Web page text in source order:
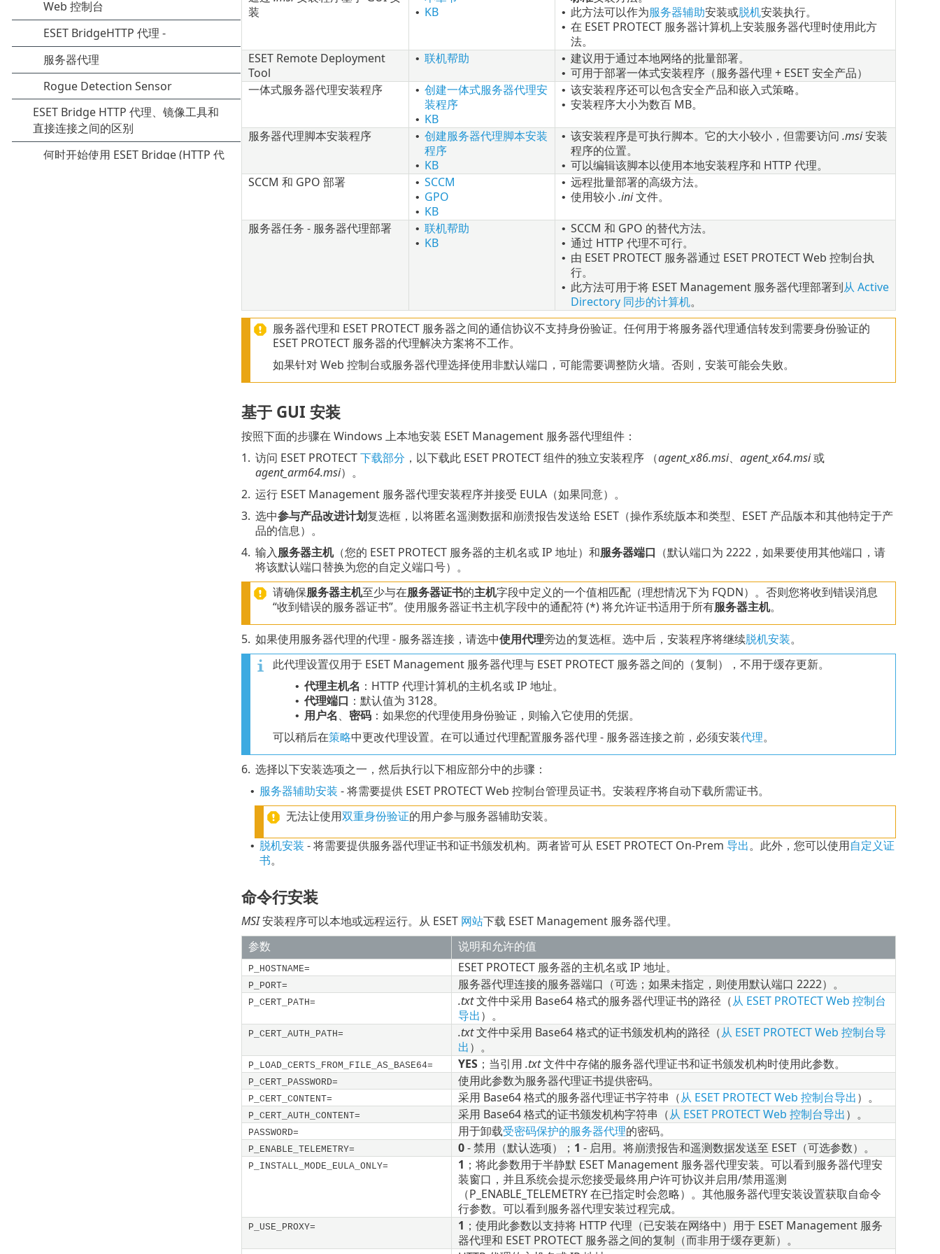
装
• KB • 此方法可以作为服务器辅助安装或脱机安装执行。
• 在 ESET PROTECT 服务器计算机上安装服务器代理时使用此方
法。
ESET Remote Deployment
Tool
• 联机帮助 • 建议用于通过本地网络的批量部署。
• 可用于部署一体式安装程序（服务器代理 + ESET 安全产品）
一体式服务器代理安装程序
• 创建一体式服务器代理安
装程序
• KB
• 该安装程序还可以包含安全产品和嵌入式策略。
• 安装程序大小为数百 MB。
服务器代理脚本安装程序 • 创建服务器代理脚本安装
程序
• KB
• 该安装程序是可执行脚本。它的大小较小，但需要访问 .msi安装
程序的位置。
• 可以编辑该脚本以使用本地安装程序和 HTTP 代理。
SCCM 和 GPO 部署
• SCCM
• GPO
• KB
• 远程批量部署的高级方法。
• 使用较小.ini文件。
服务器任务 - 服务器代理部署 • 联机帮助
• KB
• SCCM 和 GPO 的替代方法。
• 通过 HTTP 代理不可行。
• 由 ESET PROTECT 服务器通过 ESET PROTECT Web 控制台执
行。
• 此方法可用于将 ESET Management 服务器代理部署到从 Active
Directory 同步的计算机。
服务器代理和 ESET PROTECT 服务器之间的通信协议不支持身份验证。任何用于将服务器代理通信转发到需要身份验证的
ESET PROTECT 服务器的代理解决方案将不工作。
如果针对 Web 控制台或服务器代理选择使用非默认端口，可能需要调整防火墙。否则，安装可能会失败。
基于 GUI 安装
按照下面的步骤在 Windows 上本地安装 ESET Management 服务器代理组件：
1. 访问 ESET PROTECT下载部分 ，以下载此 ESET PROTECT 组件的独立安装程序 （agent_x86.msi、 agent_x64.msi或
agent_arm64.msi）。
2. 运行 ESET Management 服务器代理安装程序并接受 EULA（如果同意）。
3. 选中参与产品改进计划复选框，以将匿名遥测数据和崩溃报告发送给 ESET（操作系统版本和类型、ESET 产品版本和其他特定于产
品的信息）。
4. 输入服务器主机（您的 ESET PROTECT 服务器的主机名或 IP 地址）和服务器端口 （默认端口为 2222，如果要使用其他端口，请
将该默认端口替换为您的自定义端口号）。
请确保服务器主机至少与在服务器证书的主机字段中定义的一个值相匹配（理想情况下为 FQDN）。否则您将收到错误消息
“收到错误的服务器证书”。使用服务器证书主机字段中的通配符 (*) 将允许证书适用于所有服务器主机。
5. 如果使用服务器代理的代理 - 服务器连接，请选中使用代理旁边的复选框。选中后，安装程序将继续脱机安装。
此代理设置仅用于 ESET Management 服务器代理与 ESET PROTECT 服务器之间的（复制），不用于缓存更新。
• 代理主机名 ：HTTP 代理计算机的主机名或 IP 地址。
• 代理端口 ：默认值为 3128。
• 用户名、 密码：如果您的代理使用身份验证，则输入它使用的凭据。
可以稍后在策略中更改代理设置。在可以通过代理配置服务器代理 - 服务器连接之前，必须安装代理。
6. 选择以下安装选项之一，然后执行以下相应部分中的步骤：
• 服务器辅助安装 - 将需要提供 ESET PROTECT Web 控制台管理员证书。安装程序将自动下载所需证书。
无法让使用双重身份验证的用户参与服务器辅助安装。
• 脱机安装 - 将需要提供服务器代理证书和证书颁发机构。两者皆可从 ESET PROTECT On-Prem 导出。此外，您可以使用自定义证
书。
命令行安装
MSI安装程序可以本地或远程运行。从 ESET 网站下载 ESET Management 服务器代理。
参数
说明和允许的值
P_HOSTNAME= ESET PROTECT 服务器的主机名或 IP 地址。
P_PORT= 服务器代理连接的服务器端口（可选；如果未指定，则使用默认端口 2222）。
P_CERT_PATH= .txt文件中采用 Base64 格式的服务器代理证书的路径（从 ESET PROTECT Web 控制台
导出）。
P_CERT_AUTH_PATH= .txt文件中采用 Base64 格式的证书颁发机构的路径（从 ESET PROTECT Web 控制台导
出）。
P_LOAD_CERTS_FROM_FILE_AS_BASE64= YES；当引用 .txt文件中存储的服务器代理证书和证书颁发机构时使用此参数。
P_CERT_PASSWORD= 使用此参数为服务器代理证书提供密码。
P_CERT_CONTENT= 采用 Base64 格式的服务器代理证书字符串（从 ESET PROTECT Web 控制台导出）。
P_CERT_AUTH_CONTENT= 采用 Base64 格式的证书颁发机构字符串（从 ESET PROTECT Web 控制台导出）。
PASSWORD= 用于卸载受密码保护的服务器代理的密码。
P_ENABLE_TELEMETRY= 0- 禁用（默认选项）； 1 - 启用。将崩溃报告和遥测数据发送至 ESET（可选参数）。
P_INSTALL_MODE_EULA_ONLY= 1 ；将此参数用于半静默 ESET Management 服务器代理安装。可以看到服务器代理安
装窗口，并且系统会提示您接受最终用户许可协议并启用/禁用遥测
（P_ENABLE_TELEMETRY 在已指定时会忽略）。其他服务器代理安装设置获取自命令
行参数。可以看到服务器代理安装过程完成。
P_USE_PROXY= 1 ；使用此参数以支持将 HTTP 代理（已安装在网络中）用于 ESET Management 服务
器代理和 ESET PROTECT 服务器之间的复制（而非用于缓存更新）。